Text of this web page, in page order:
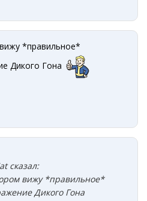
*правильное*
Дикого Гона
сказал:
вижу *правильное*
Дикого Гона